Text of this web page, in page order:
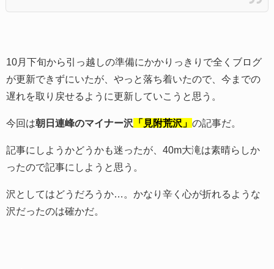
10月下旬から引っ越しの準備にかかりっきりで全くブログ
が更新できずにいたが、やっと落ち着いたので、今までの
遅れを取り戻せるように更新していこうと思う。
今回は朝日連峰のマイナー沢 「見附荒沢」 の記事だ。
記事にしようかどうかも迷ったが、40m大滝は素晴らしか
ったので記事にしようと思う。
沢としてはどうだろうか…。かなり辛く心が折れるような
沢だったのは確かだ。